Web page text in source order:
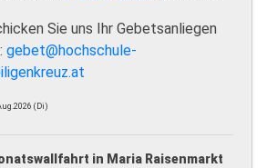
Sie uns Ihr Gebetsanliegen
gebet@hochschule-
(Di)
in Maria Raisenmarkt